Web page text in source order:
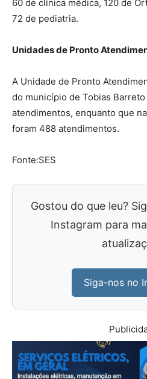
60 de clínica médica, 120 de
72 de pediatria.
Unidades de Pronto
A Unidade de Pronto
do município de Tobias
atendimentos, enquanto que
foram 488 atendimentos.
Fonte:SES
Gostou do que leu?
Instagram para
Siga-nos no